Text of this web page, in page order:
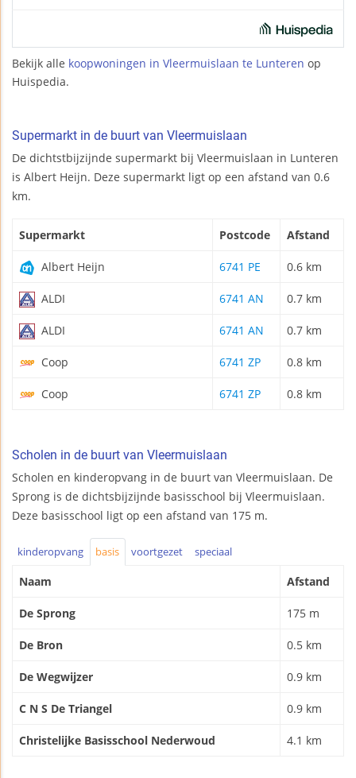
Bekijk alle koopwoningen in Vleermuislaan te Lunteren op
Huispedia.
Supermarkt in de buurt van Vleermuislaan
De dichtstbijzijnde supermarkt bij Vleermuislaan in Lunteren
is Albert Heijn. Deze supermarkt ligt op een afstand van 0.6
km.
Supermarkt Postcode Afstand
Albert Heijn 6741 PE 0.6 km
ALDI 6741 AN 0.7 km
ALDI 6741 AN 0.7 km
Coop 6741 ZP 0.8 km
Coop 6741 ZP 0.8 km
Scholen in de buurt van Vleermuislaan
Scholen en kinderopvang in de buurt van Vleermuislaan. De
Sprong is de dichtsbijzijnde basisschool bij Vleermuislaan.
Deze basisschool ligt op een afstand van 175 m.
kinderopvang basis voortgezet speciaal
Naam Afstand
De Sprong 175 m
De Bron 0.5 km
De Wegwijzer 0.9 km
C N S De Triangel 0.9 km
Christelijke Basisschool Nederwoud 4.1 km